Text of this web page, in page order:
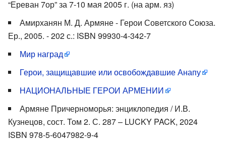
“Ереван 7ор” за 7-10 мая 2005 г. (на арм. яз)
Амирханян М. Д. Армяне - Герои Советского Союза.
Ер., 2005. - 202 с.: ISBN 99930-4-342-7
Мир наград
Герои, защищавшие или освобождавшие Анапу
НАЦИОНАЛЬНЫЕ ГЕРОИ АРМЕНИИ
Армяне Причерноморья: энциклопедия / И.В.
Кузнецов, сост. Том 2. С. 287 – LUCKY PACK, 2024
ISBN 978-5-6047982-9-4